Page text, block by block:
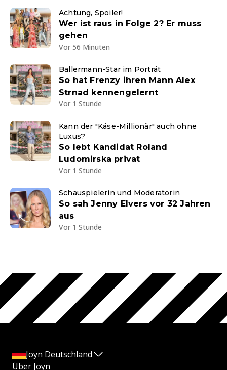
Achtung, Spoiler!
Wer ist raus in Folge 2? Er muss
gehen
Vor 56 Minuten
Ballermann-Star im Porträt
So hat Frenzy ihren Mann Alex
Strnad kennengelernt
Vor 1 Stunde
Kann der "Käse-Millionär" auch ohne
Luxus?
So lebt Kandidat Roland
Ludomirska privat
Vor 1 Stunde
Schauspielerin und Moderatorin
So sah Jenny Elvers vor 32 Jahren
aus
Vor 1 Stunde
Joyn Deutschland
Über Joyn